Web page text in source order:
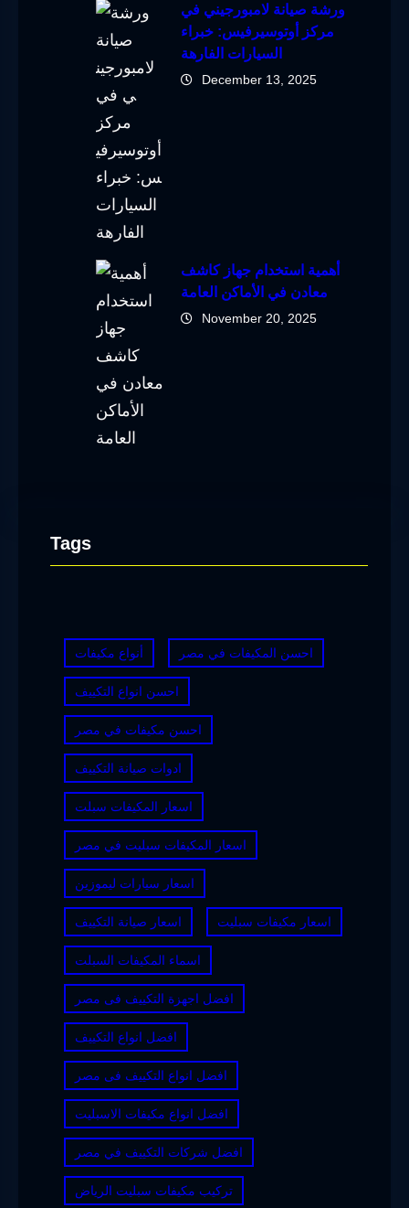
ورشة صيانة لامبورجيني في
مركز أوتوسيرفيس: خبراء
السيارات الفارهة
December 13, 2025
أهمية استخدام جهاز كاشف
معادن في الأماكن العامة
November 20, 2025
Tags
أنواع مكيفات احسن المكيفات في مصر
احسن انواع التكييف
احسن مكيفات في مصر
ادوات صيانة التكييف
اسعار المكيفات سبلت
اسعار المكيفات سبليت في مصر
اسعار سيارات ليموزين
اسعار صيانة التكييف اسعار مكيفات سبليت
اسماء المكيفات السبلت
افضل اجهزة التكييف فى مصر
افضل انواع التكييف
افضل انواع التكييف فى مصر
افضل انواع مكيفات الاسبليت
افضل شركات التكييف في مصر
تركيب مكيفات سبليت الرياض